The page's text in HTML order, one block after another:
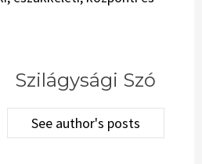
Szilágysági Szó
See author's posts